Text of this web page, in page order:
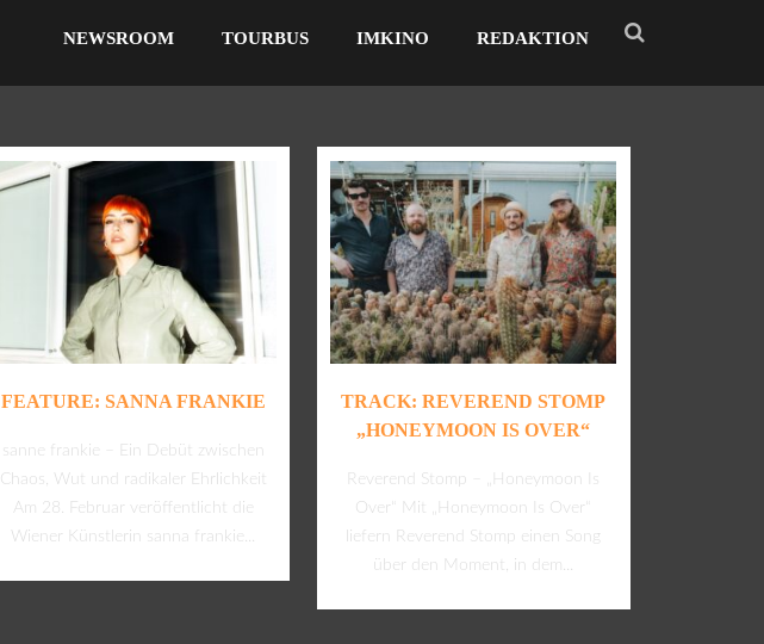
NEWSROOM TOURBUS IMKINO REDAKTION
FEATURE: SANNA FRANKIE
sanne frankie – Ein Debüt zwischen
Chaos, Wut und radikaler Ehrlichkeit
Am 28. Februar veröffentlicht die
Wiener Künstlerin sanna frankie...
TRACK: REVEREND STOMP
„HONEYMOON IS OVER“
Reverend Stomp – „Honeymoon Is
Over“ Mit „Honeymoon Is Over“
liefern Reverend Stomp einen Song
über den Moment, in dem...